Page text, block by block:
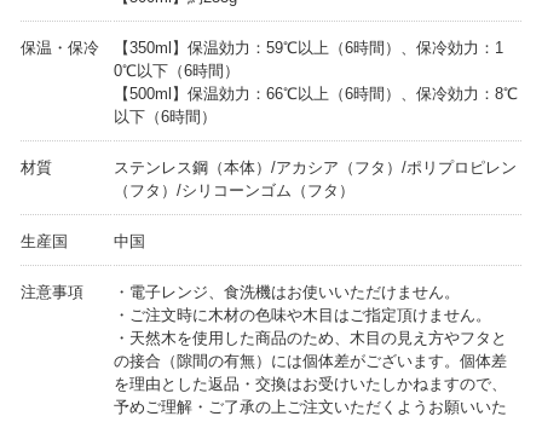
保温・保冷
【350ml】保温効力：59℃以上（6時間）、保冷効力：1
0℃以下（6時間）
【500ml】保温効力：66℃以上（6時間）、保冷効力：8℃
以下（6時間）
材質
ステンレス鋼（本体）/アカシア（フタ）/ポリプロピレン
（フタ）/シリコーンゴム（フタ）
生産国 中国
注意事項
・電子レンジ、食洗機はお使いいただけません。
・ご注文時に木材の色味や木目はご指定頂けません。
・天然木を使用した商品のため、木目の見え方やフタと
の接合（隙間の有無）には個体差がございます。個体差
を理由とした返品・交換はお受けいたしかねますので、
予めご理解・ご了承の上ご注文いただくようお願いいた